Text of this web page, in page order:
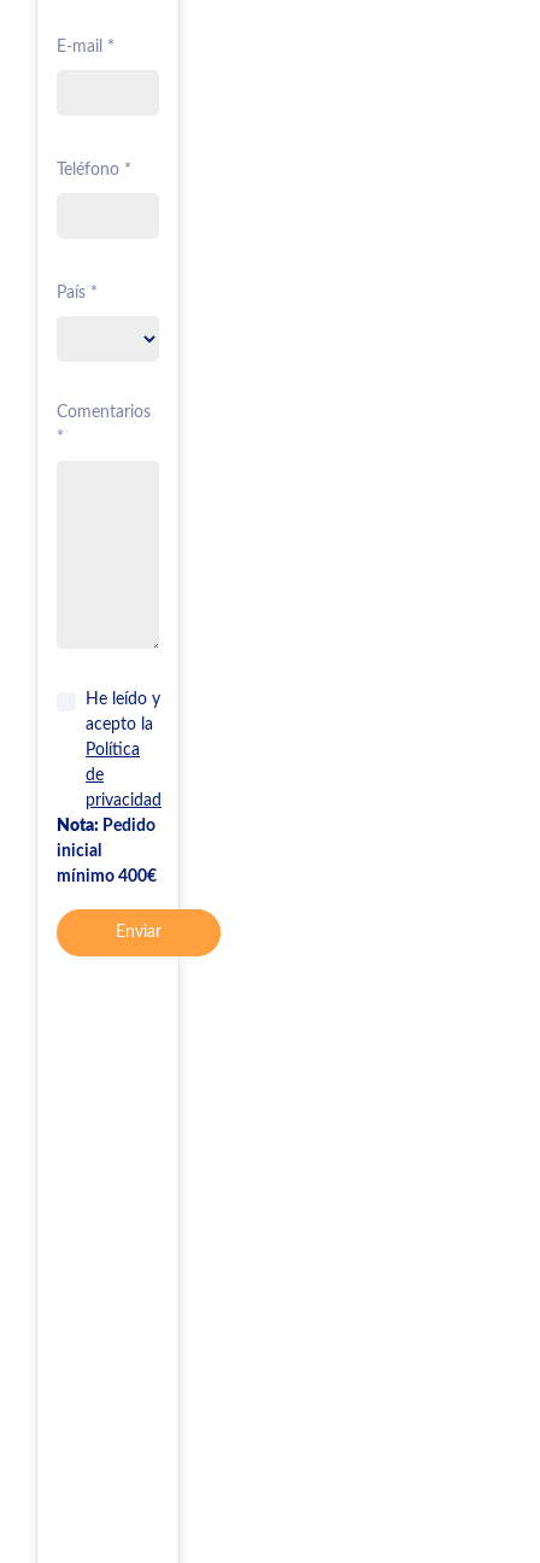
E-mail *
Teléfono *
País *
Comentarios
*
He leído y
acepto la
Política
de
privacidad
Nota: Pedido
inicial
mínimo 400€
Enviar